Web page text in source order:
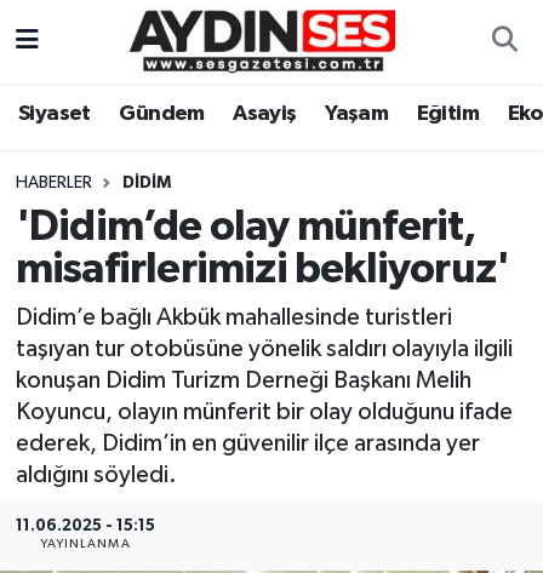
Siyaset Gündem Asayiş Yaşam Eğitim
HABERLER DIDIM
'Didim’de olay münferit,
misafirlerimizi bekliyoruz'
Didim’e bağlı Akbük mahallesinde turistleri
taşıyan tur otobüsüne yönelik saldırı olayıyla ilgili
konuşan Didim Turizm Derneği Başkanı Melih
Koyuncu, olayın münferit bir olay olduğunu ifade
ederek, Didim’in en güvenilir ilçe arasında yer
aldığını söyledi.
11.06.2025 - 15:15
YAYINLANMA
Gündem
Siyaset
Ekonomi
Yaşam
Kültür Sanat
Spor
Aydın Hava Durumu
Aydin Namaz Vakitleri
Aydın Trafik Yoğunluk Haritası
Süper Lig Puan Durumu ve Fikstür
Tüm Manşetler
Son Dakika Haberleri
Haber Arşivi